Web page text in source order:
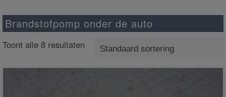
Brandstofpomp onder de auto
Toont alle 8 resultaten